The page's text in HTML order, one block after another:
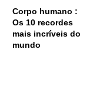
Corpo humano :
Os 10 recordes
mais incríveis do
mundo